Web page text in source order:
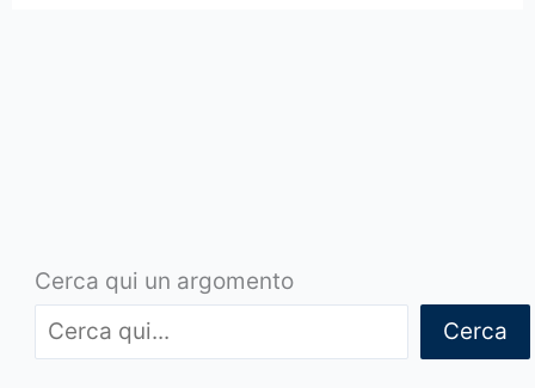
Cerca qui un argomento
Cerca